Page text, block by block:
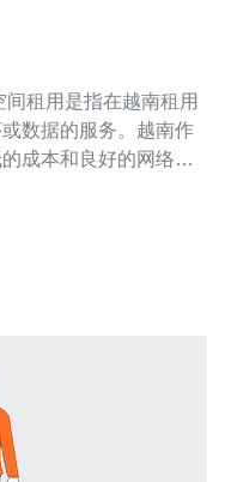
数据的服务。越南作
成本和良好的网络基